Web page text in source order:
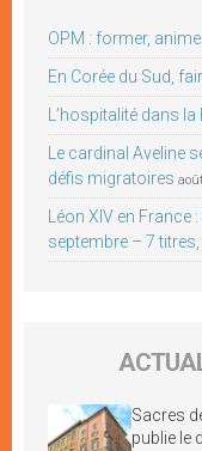
OPM : former,
En Corée du Sud,
L’hospitalité dans la
Le cardinal Aveline
défis migratoires
Léon XIV en France
septembre – 7
Sacres
publie le